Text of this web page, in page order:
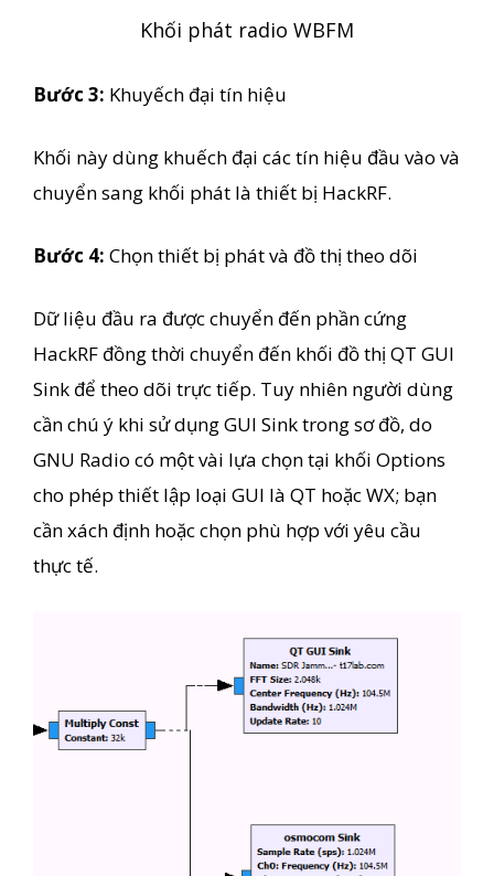
Khối phát radio WBFM
Bước 3: Khuyếch đại tín hiệu
Khối này dùng khuếch đại các tín hiệu đầu vào và
chuyển sang khối phát là thiết bị HackRF.
Bước 4: Chọn thiết bị phát và đồ thị theo dõi
Dữ liệu đầu ra được chuyển đến phần cứng
HackRF đồng thời chuyển đến khối đồ thị QT GUI
Sink để theo dõi trực tiếp. Tuy nhiên người dùng
cần chú ý khi sử dụng GUI Sink trong sơ đồ, do
GNU Radio có một vài lựa chọn tại khối Options
cho phép thiết lập loại GUI là QT hoặc WX; bạn
cần xách định hoặc chọn phù hợp với yêu cầu
thực tế.